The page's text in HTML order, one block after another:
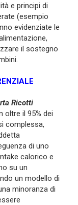
e principi di
(esempio
evidenziate le
il sostegno
Ricotti
oltre il 95% dei
complessa,
di uno
calorico e
su un
un modello di
minoranza di